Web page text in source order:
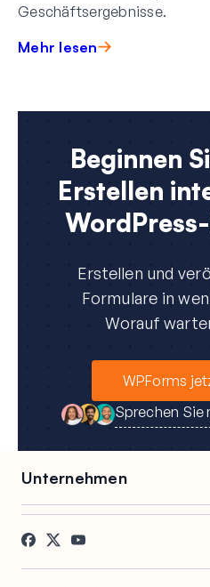
Geschäftsergebnisse.
Mehr lesen
Beginnen
Erstellen
Erstellen und
Formulare in
Worauf
WPForms
Sprechen Sie
Unternehmen
Karriere
Referenzen